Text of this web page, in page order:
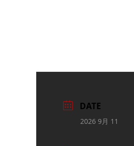
DATE
2026 9月 11